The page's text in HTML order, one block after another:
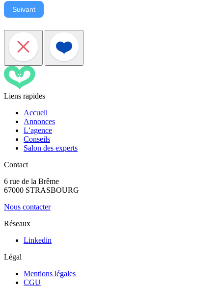
Suivant
Liens rapides
Accueil
Annonces
L’agence
Conseils
Salon des experts
Contact
6 rue de la Brême
67000 STRASBOURG
Nous contacter
Réseaux
Linkedin
Légal
Mentions légales
CGU